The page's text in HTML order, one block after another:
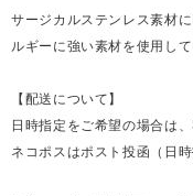
サージカルステンレス素材
ルギーに強い素材を使用して
【配送について】
日時指定をご希望の場合は
ネコポスはポスト投函（日